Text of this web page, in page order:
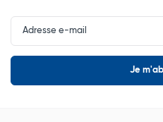
Input
Newsletter